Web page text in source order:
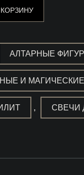
КОРЗИНУ
АЛТАРНЫЕ
И
, СВЕЧИ